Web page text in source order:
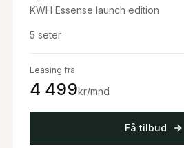
KWH Essense launch edition
5 seter
Leasing fra
4 499kr/mnd
Få tilbud